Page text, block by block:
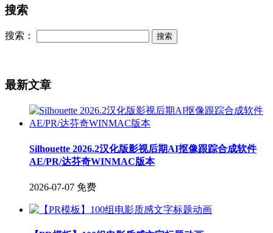
搜索
搜索：
最新文章
Silhouette 2026.2汉化版影视后期AI抠像跟踪合成软件
AE/PR/达芬奇WINMAC版本
2026-07-07 免费